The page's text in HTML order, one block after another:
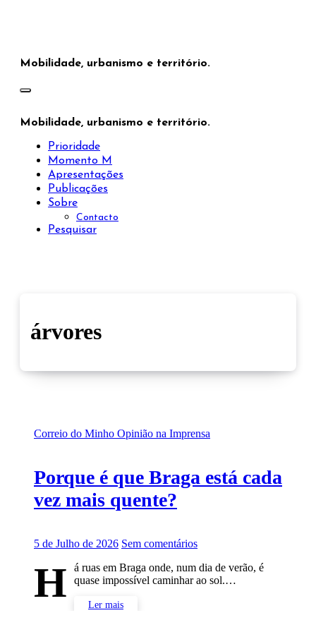
Mobilidade, urbanismo e território.
Mobilidade, urbanismo e território.
Prioridade
Momento M
Apresentações
Publicações
Sobre
Contacto
Pesquisar
árvores
Correio do Minho Opinião na Imprensa
Porque é que Braga está cada
vez mais quente?
5 de Julho de 2026 Sem comentários
H
á ruas em Braga onde, num dia de verão, é
quase impossível caminhar ao sol.…
Ler mais